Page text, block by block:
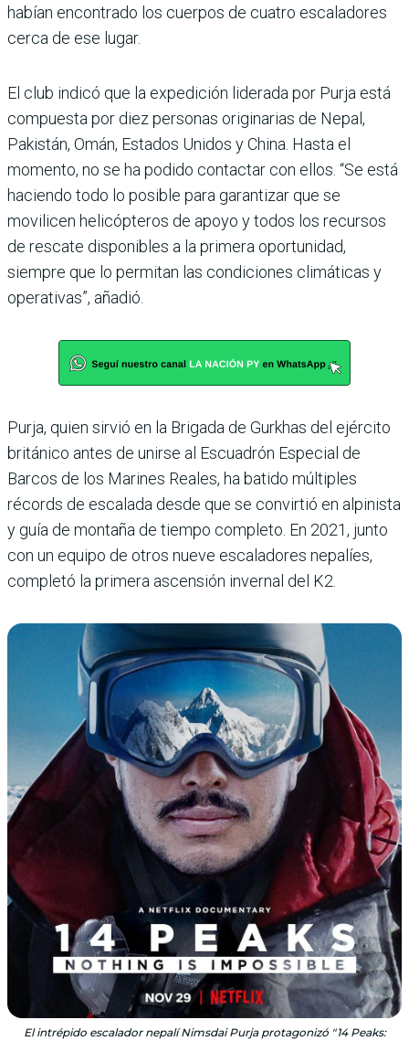
habían encontrado los cuerpos de cuatro escaladores
cerca de ese lugar.
El club indicó que la expedición liderada por Purja está
compuesta por diez personas originarias de Nepal,
Pakistán, Omán, Estados Unidos y China. Hasta el
momento, no se ha podido contactar con ellos. “Se está
haciendo todo lo posible para garantizar que se
movilicen helicópteros de apoyo y todos los recursos
de rescate disponibles a la primera oportunidad,
siempre que lo permitan las condiciones climáticas y
operativas”, añadió.
Purja, quien sirvió en la Brigada de Gurkhas del ejército
británico antes de unirse al Escuadrón Especial de
Barcos de los Marines Reales, ha batido múltiples
récords de escalada desde que se convirtió en alpinista
y guía de montaña de tiempo completo. En 2021, junto
con un equipo de otros nueve escaladores nepalíes,
completó la primera ascensión invernal del K2.
El intrépido escalador nepalí Nimsdai Purja protagonizó "14 Peaks: